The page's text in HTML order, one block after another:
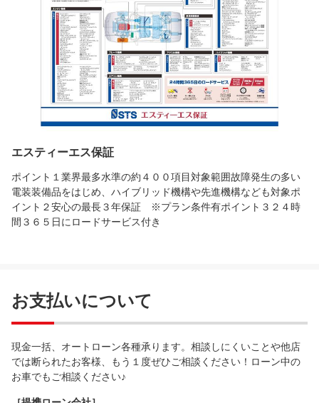
エスティーエス保証
ポイント１業界最多水準の約４００項目対象範囲故障発生の多い
電装装備品をはじめ、ハイブリッド機構や先進機構なども対象ポ
イント２安心の最長３年保証 ※プラン条件有ポイント３２４時
間３６５日にロードサービス付き
お支払いについて
現金一括、オートローン各種承ります。相談しにくいことや他店
では断られたお客様、もう１度ぜひご相談ください！ローン中の
お車でもご相談ください♪